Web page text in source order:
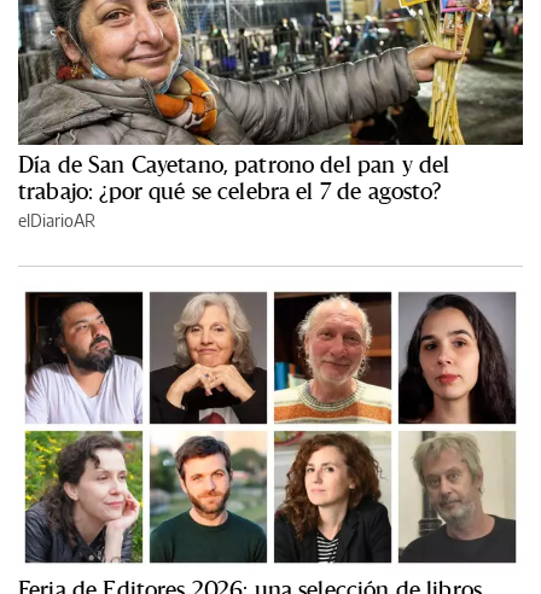
Día de San Cayetano, patrono del pan y del
trabajo: ¿por qué se celebra el 7 de agosto?
elDiarioAR